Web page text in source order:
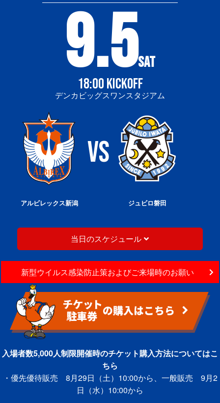
9.5
18:00 KICKOFF
デンカビッグスワンスタジアム
アルビレックス新潟 ジュビロ磐田
当日のスケジュール
新型ウイルス感染防止策およびご来場時のお願い
入場者数5,000人制限開催時のチケット購入方法についてはこ
ちら
・優先優待販売 8月29日（土）10:00から、一般販売 9月2
日（水）10:00から